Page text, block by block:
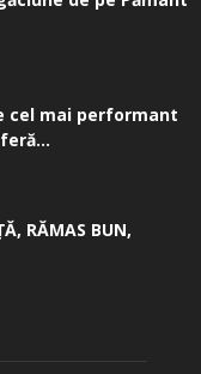
cel mai performant
­RĂMAS BUN,